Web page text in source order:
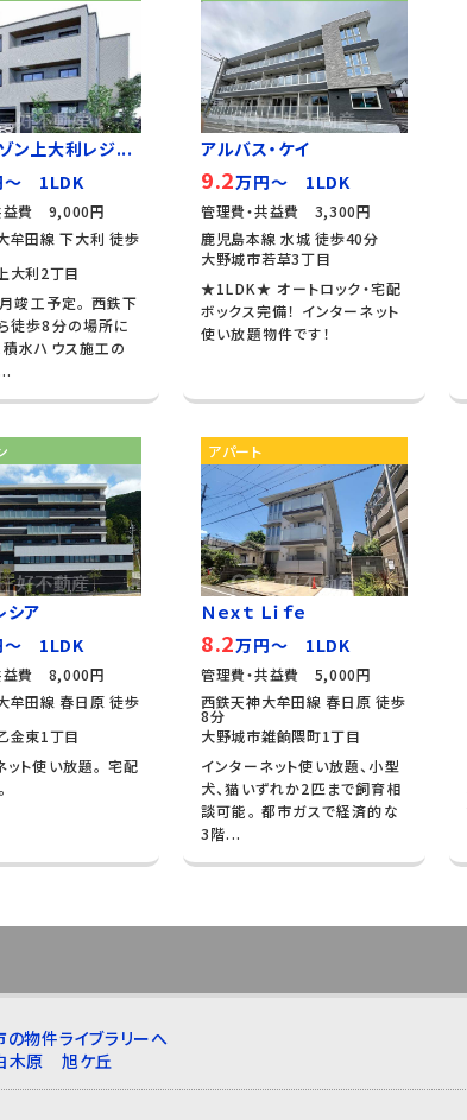
ン上大利レジ...
～ 1LDK
益費 9,000円
牟田線 下大利 徒歩
大利2丁目
竣工予定。 西鉄下
徒歩8分の場所に
積水ハウス施工の
アルバス・ケイ
9.2万円～ 1LDK
管理費・共益費 3,300円
鹿児島本線 水城 徒歩40分
大野城市若草3丁目
★1LDK★ オートロック・宅配
ボックス完備！ インターネット
使い放題物件です！
シア
～ 1LDK
益費 8,000円
牟田線 春日原 徒歩
金東1丁目
ット使い放題。 宅配
アパート
Ｎｅｘｔ Ｌｉｆｅ
8.2万円～ 1LDK
管理費・共益費 5,000円
西鉄天神大牟田線 春日原 徒歩
8分
大野城市雑餉隈町1丁目
インターネット使い放題、小型
犬、猫いずれか2匹まで飼育相
談可能。 都市ガスで経済的な
3階...
物件ライブラリーへ
木原 旭ケ丘